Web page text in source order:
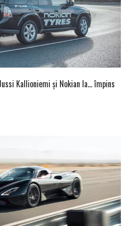
Kallioniemi și Nokian la… împins